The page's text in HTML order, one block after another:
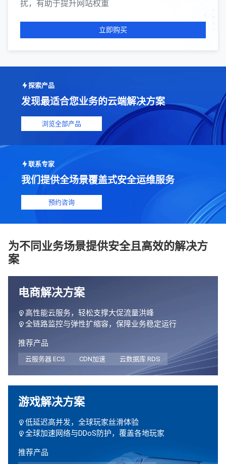
扰，有助于提升网站权重
立即购买
探索产品
发现最适合您业务的云端解决方案
浏览全部产品
联系专家
我们提供全场景覆盖式安全运维服务
预约咨询
为不同业务场景提供安全且高效的解决方
案
电商解决方案
高性能云服务，轻松支撑大促流量洪峰
全链路监控与弹性扩缩容，保障业务稳定运行
推荐产品
云服务器 ECS CDN加速 云数据库 RDS
游戏解决方案
低延迟高并发，全球玩家丝滑体验
全球加速网络与DDoS防护，覆盖各地玩家
推荐产品